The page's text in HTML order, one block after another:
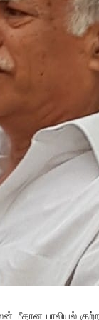
பாலியல்
பாயாசம்